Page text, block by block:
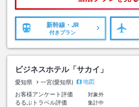
新幹線・JR
付きプラン
ビジネスホテル「サカイ」
愛知県 一宮(愛知県)
地図
お客様アンケート評価
対象外
るるぶトラベル評価
集計中